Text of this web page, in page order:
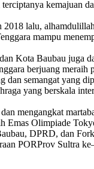
kemajuan
lalu,
mampu
Kota Baubau juga
berjuang
semangat yang
yang berskala
mengangkat
Emas Olimpiade
DPRD, dan
PORProv Sultra